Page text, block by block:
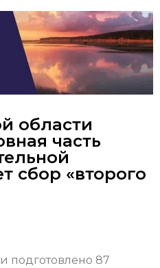
области
часть
сбор «второго
подготовлено 87